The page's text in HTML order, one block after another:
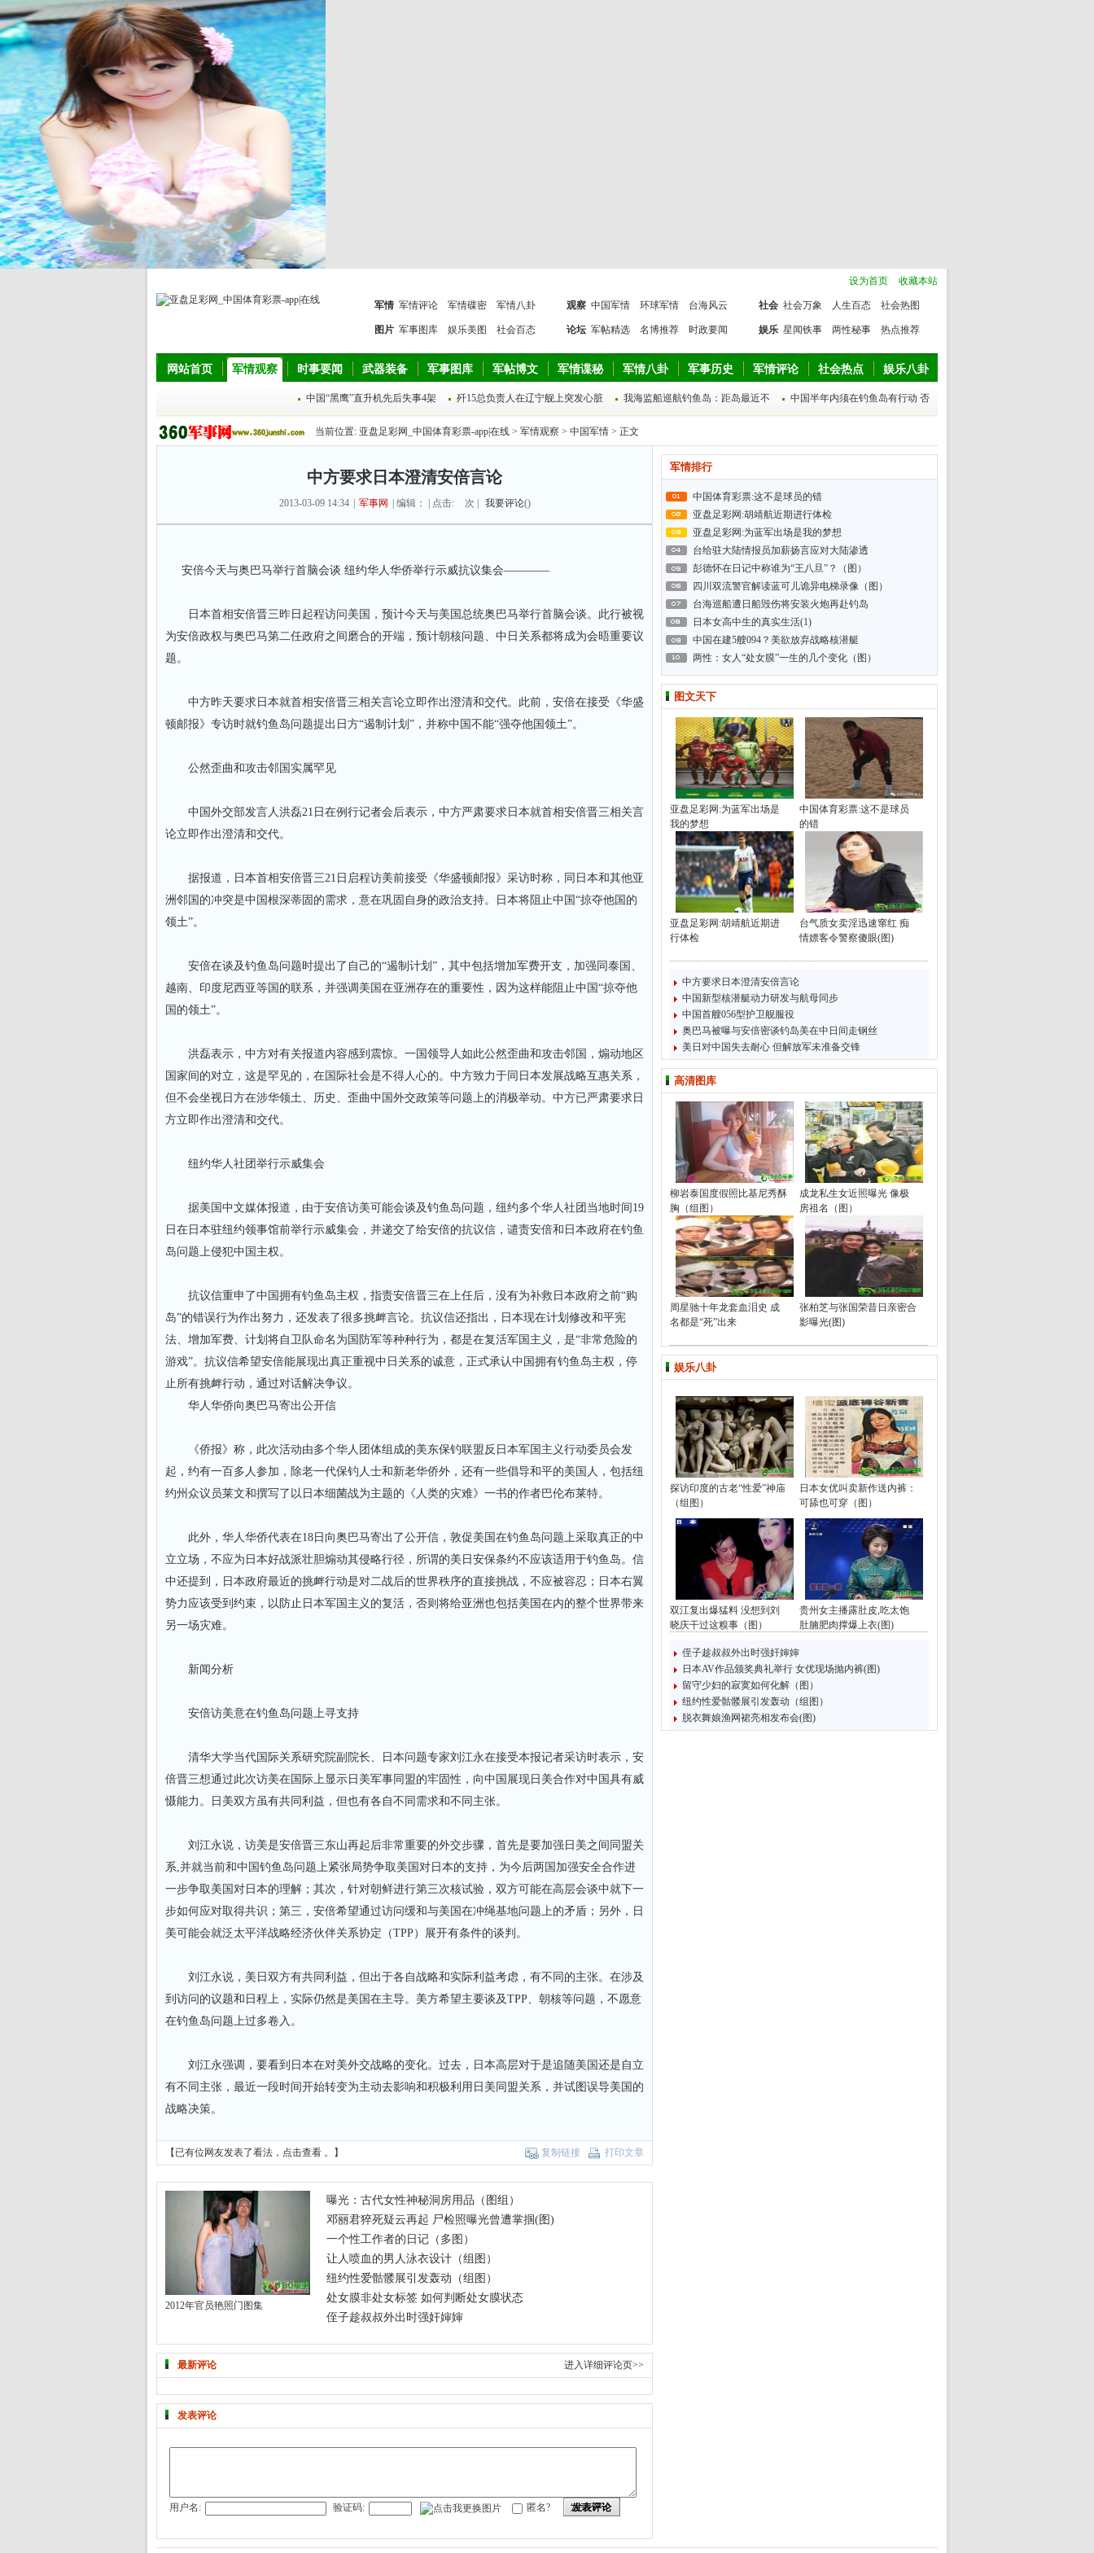
设为首页 收藏本站
军情 军情评论 军情碟密 军情八卦
图片 军事图库 娱乐美图 社会百态
观察 中国军情 环球军情 台海风云
论坛 军帖精选 名博推荐 时政要闻
社会 社会万象 人生百态 社会热图
娱乐 星闻铁事 两性秘事 热点推荐
网站首页 军情观察 时事要闻 武器装备 军事图库 军帖博文 军情谍秘 军情八卦 军事历史 军情评论 社会热点 娱乐八卦
中国“黑鹰”直升机先后失事4架 歼15总负责人在辽宁舰上突发心脏 我海监船巡航钓鱼岛：距岛最近不 中国半年内须在钓鱼岛有行动 否
当前位置: 亚盘足彩网_中国体育彩票-app|在线 > 军情观察 > 中国军情 > 正文
军情排行
中国体育彩票:这不是球员的错
亚盘足彩网:胡靖航近期进行体检
亚盘足彩网:为蓝军出场是我的梦想
台给驻大陆情报员加薪扬言应对大陆渗透
彭德怀在日记中称谁为“王八旦”？（图）
四川双流警官解读蓝可儿诡异电梯录像（图）
台海巡船遭日船毁伤将安装火炮再赴钓岛
日本女高中生的真实生活(1)
中国在建5艘094？美欲放弃战略核潜艇
两性：女人“处女膜”一生的几个变化（图）
图文天下
亚盘足彩网:为蓝军出场是
我的梦想
中国体育彩票:这不是球员
的错
亚盘足彩网:胡靖航近期进
行体检
台气质女卖淫迅速窜红 痴
情嫖客令警察傻眼(图)
中方要求日本澄清安倍言论
中国新型核潜艇动力研发与航母同步
中国首艘056型护卫舰服役
奥巴马被曝与安倍密谈钓岛美在中日间走钢丝
美日对中国失去耐心 但解放军未准备交锋
高清图库
柳岩泰国度假照比基尼秀酥
胸（组图）
成龙私生女近照曝光 像极
房祖名（图）
周星驰十年龙套血泪史 成
名都是“死”出来
张柏芝与张国荣昔日亲密合
影曝光(图)
娱乐八卦
探访印度的古老“性爱”神庙
（组图）
日本女优叫卖新作送内裤：
可舔也可穿（图）
双江复出爆猛料 没想到刘
晓庆干过这糗事（图）
贵州女主播露肚皮,吃太饱
肚腩肥肉撑爆上衣(图)
侄子趁叔叔外出时强奸婶婶
日本AV作品颁奖典礼举行 女优现场抛内裤(图)
留守少妇的寂寞如何化解（图）
纽约性爱骷髅展引发轰动（组图）
脱衣舞娘渔网裙亮相发布会(图)
中方要求日本澄清安倍言论
2013-03-09 14:34 军事网 | 编辑： | 点击: 次 | 我要评论()
安倍今天与奥巴马举行首脑会谈 纽约华人华侨举行示威抗议集会————
日本首相安倍晋三昨日起程访问美国，预计今天与美国总统奥巴马举行首脑会谈。此行被视
为安倍政权与奥巴马第二任政府之间磨合的开端，预计朝核问题、中日关系都将成为会晤重要议
题。
中方昨天要求日本就首相安倍晋三相关言论立即作出澄清和交代。此前，安倍在接受《华盛
顿邮报》专访时就钓鱼岛问题提出日方“遏制计划”，并称中国不能“强夺他国领土”。
公然歪曲和攻击邻国实属罕见
中国外交部发言人洪磊21日在例行记者会后表示，中方严肃要求日本就首相安倍晋三相关言
论立即作出澄清和交代。
据报道，日本首相安倍晋三21日启程访美前接受《华盛顿邮报》采访时称，同日本和其他亚
洲邻国的冲突是中国根深蒂固的需求，意在巩固自身的政治支持。日本将阻止中国“掠夺他国的
领土”。
安倍在谈及钓鱼岛问题时提出了自己的“遏制计划”，其中包括增加军费开支，加强同泰国、
越南、印度尼西亚等国的联系，并强调美国在亚洲存在的重要性，因为这样能阻止中国“掠夺他
国的领土”。
洪磊表示，中方对有关报道内容感到震惊。一国领导人如此公然歪曲和攻击邻国，煽动地区
国家间的对立，这是罕见的，在国际社会是不得人心的。中方致力于同日本发展战略互惠关系，
但不会坐视日方在涉华领土、历史、歪曲中国外交政策等问题上的消极举动。中方已严肃要求日
方立即作出澄清和交代。
纽约华人社团举行示威集会
据美国中文媒体报道，由于安倍访美可能会谈及钓鱼岛问题，纽约多个华人社团当地时间19
日在日本驻纽约领事馆前举行示威集会，并递交了给安倍的抗议信，谴责安倍和日本政府在钓鱼
岛问题上侵犯中国主权。
抗议信重申了中国拥有钓鱼岛主权，指责安倍晋三在上任后，没有为补救日本政府之前“购
岛”的错误行为作出努力，还发表了很多挑衅言论。抗议信还指出，日本现在计划修改和平宪
法、增加军费、计划将自卫队命名为国防军等种种行为，都是在复活军国主义，是“非常危险的
游戏”。抗议信希望安倍能展现出真正重视中日关系的诚意，正式承认中国拥有钓鱼岛主权，停
止所有挑衅行动，通过对话解决争议。
华人华侨向奥巴马寄出公开信
《侨报》称，此次活动由多个华人团体组成的美东保钓联盟反日本军国主义行动委员会发
起，约有一百多人参加，除老一代保钓人士和新老华侨外，还有一些倡导和平的美国人，包括纽
约州众议员莱文和撰写了以日本细菌战为主题的《人类的灾难》一书的作者巴伦布莱特。
此外，华人华侨代表在18日向奥巴马寄出了公开信，敦促美国在钓鱼岛问题上采取真正的中
立立场，不应为日本好战派壮胆煽动其侵略行径，所谓的美日安保条约不应该适用于钓鱼岛。信
中还提到，日本政府最近的挑衅行动是对二战后的世界秩序的直接挑战，不应被容忍；日本右翼
势力应该受到约束，以防止日本军国主义的复活，否则将给亚洲也包括美国在内的整个世界带来
另一场灾难。
新闻分析
安倍访美意在钓鱼岛问题上寻支持
清华大学当代国际关系研究院副院长、日本问题专家刘江永在接受本报记者采访时表示，安
倍晋三想通过此次访美在国际上显示日美军事同盟的牢固性，向中国展现日美合作对中国具有威
慑能力。日美双方虽有共同利益，但也有各自不同需求和不同主张。
刘江永说，访美是安倍晋三东山再起后非常重要的外交步骤，首先是要加强日美之间同盟关
系,并就当前和中国钓鱼岛问题上紧张局势争取美国对日本的支持，为今后两国加强安全合作进
一步争取美国对日本的理解；其次，针对朝鲜进行第三次核试验，双方可能在高层会谈中就下一
步如何应对取得共识；第三，安倍希望通过访问缓和与美国在冲绳基地问题上的矛盾；另外，日
美可能会就泛太平洋战略经济伙伴关系协定（TPP）展开有条件的谈判。
刘江永说，美日双方有共同利益，但出于各自战略和实际利益考虑，有不同的主张。在涉及
到访问的议题和日程上，实际仍然是美国在主导。美方希望主要谈及TPP、朝核等问题，不愿意
在钓鱼岛问题上过多卷入。
刘江永强调，要看到日本在对美外交战略的变化。过去，日本高层对于是追随美国还是自立
有不同主张，最近一段时间开始转变为主动去影响和积极利用日美同盟关系，并试图误导美国的
战略决策。
复制链接 打印文章
【已有位网友发表了看法， 点击查看 。】
2012年官员艳照门图集
曝光：古代女性神秘洞房用品（图组）
邓丽君猝死疑云再起 尸检照曝光曾遭掌掴(图)
一个性工作者的日记（多图）
让人喷血的男人泳衣设计（组图）
纽约性爱骷髅展引发轰动（组图）
处女膜非处女标签 如何判断处女膜状态
侄子趁叔叔外出时强奸婶婶
进入详细评论页>>
最新评论
发表评论
用户名: 验证码: 匿名? 发表评论